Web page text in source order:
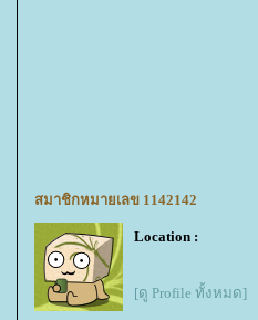
สมาชิกหมายเลข 1142142
Location :
[ดู Profile ทั้งหมด]